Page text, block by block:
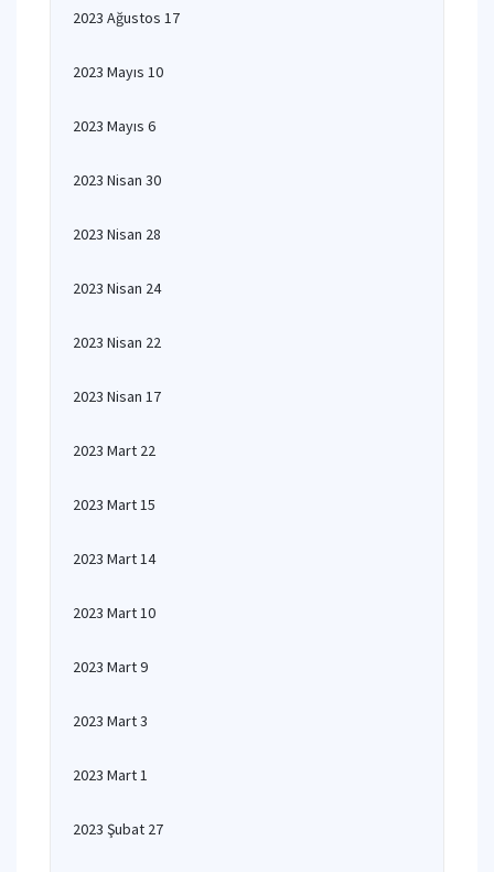
2023 Ağustos 17
2023 Mayıs 10
2023 Mayıs 6
2023 Nisan 30
2023 Nisan 28
2023 Nisan 24
2023 Nisan 22
2023 Nisan 17
2023 Mart 22
2023 Mart 15
2023 Mart 14
2023 Mart 10
2023 Mart 9
2023 Mart 3
2023 Mart 1
2023 Şubat 27